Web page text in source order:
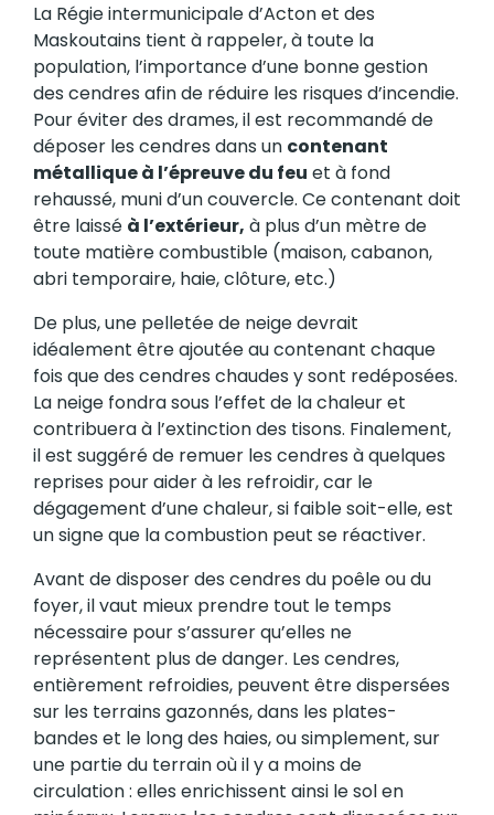
La Régie intermunicipale d’Acton et des
Maskoutains tient à rappeler, à toute la
population, l’importance d’une bonne gestion
des cendres afin de réduire les risques d’incendie.
Pour éviter des drames, il est recommandé de
déposer les cendres dans un contenant
métallique à l’épreuve du feu et à fond
rehaussé, muni d’un couvercle. Ce contenant doit
être laissé à l’extérieur, à plus d’un mètre de
toute matière combustible (maison, cabanon,
abri temporaire, haie, clôture, etc.)
De plus, une pelletée de neige devrait
idéalement être ajoutée au contenant chaque
fois que des cendres chaudes y sont redéposées.
La neige fondra sous l’effet de la chaleur et
contribuera à l’extinction des tisons. Finalement,
il est suggéré de remuer les cendres à quelques
reprises pour aider à les refroidir, car le
dégagement d’une chaleur, si faible soit-elle, est
un signe que la combustion peut se réactiver.
Avant de disposer des cendres du poêle ou du
foyer, il vaut mieux prendre tout le temps
nécessaire pour s’assurer qu’elles ne
représentent plus de danger. Les cendres,
entièrement refroidies, peuvent être dispersées
sur les terrains gazonnés, dans les plates-
bandes et le long des haies, ou simplement, sur
une partie du terrain où il y a moins de
circulation : elles enrichissent ainsi le sol en